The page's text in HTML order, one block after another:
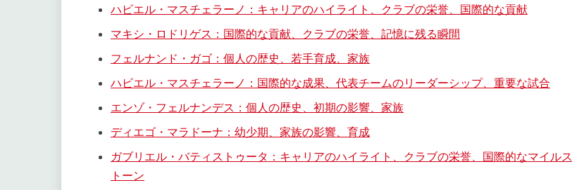
ハビエル・マスチェラーノ：キャリアのハイライト、クラブの栄誉、国際的な貢献
マキシ・ロドリゲス：国際的な貢献、クラブの栄誉、記憶に残る瞬間
フェルナンド・ガゴ：個人の歴史、若手育成、家族
ハビエル・マスチェラーノ：国際的な成果、代表チームのリーダーシップ、重要な試合
エンゾ・フェルナンデス：個人の歴史、初期の影響、家族
ディエゴ・マラドーナ：幼少期、家族の影響、育成
ガブリエル・バティストゥータ：キャリアのハイライト、クラブの栄誉、国際的なマイルス
トーン